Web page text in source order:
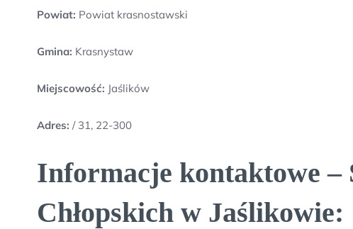
Powiat: Powiat krasnostawski
Gmina: Krasnystaw
Miejscowość: Jaślików
Adres: / 31, 22-300
Informacje kontaktowe –
Chłopskich w Jaślikowie: